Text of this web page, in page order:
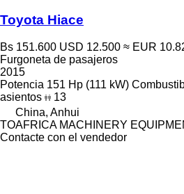
Toyota Hiace
Bs 151.600 USD 12.500 ≈ EUR
Furgoneta de pasajeros
2015
Potencia 151 Hp (111 kW)
asientos
13
China, Anhui
TOAFRICA MACHINERY
Contacte con el vendedor